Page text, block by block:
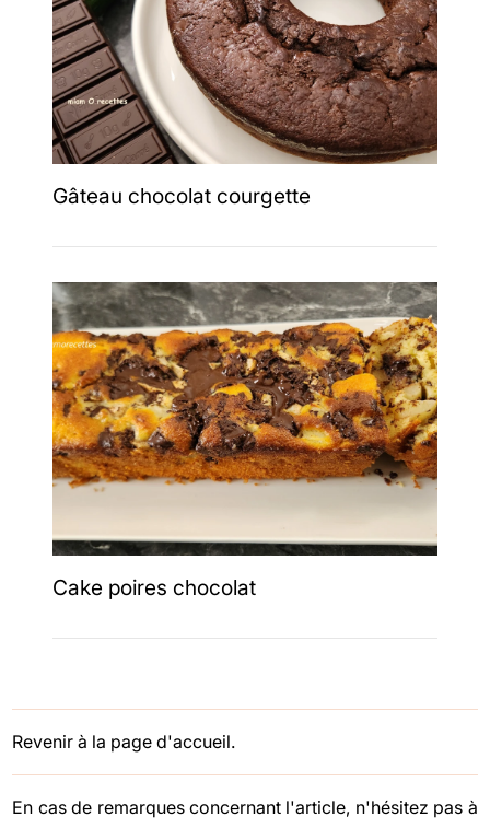
Gâteau chocolat courgette
Cake poires chocolat
Revenir à la page d'accueil.
En cas de remarques concernant l'article, n'hésitez pas à